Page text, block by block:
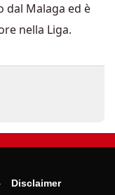
dal Malaga ed è
nella Liga.
Disclaimer